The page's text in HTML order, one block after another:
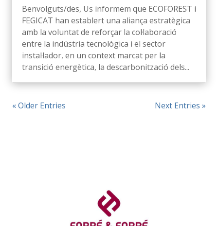
Benvolguts/des, Us informem que ECOFOREST i
FEGICAT han establert una aliança estratègica
amb la voluntat de reforçar la col·laboració
entre la indústria tecnològica i el sector
instal·lador, en un context marcat per la
transició energètica, la descarbonització dels...
« Older Entries Next Entries »